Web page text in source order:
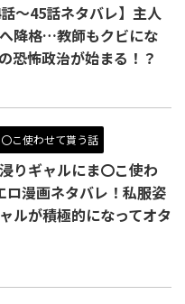
～45話ネタバレ】主人
降格…教師もクビにな
恐怖政治が始まる！？
こ使わせて貰う話
りギャルにま〇こ使わ
ロ漫画ネタバレ！私服姿
ルが積極的になってオタ